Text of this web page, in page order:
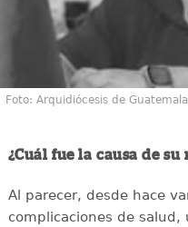
Foto: Arquidiócesis de
¿Cuál fue la causa de su
Al parecer, desde hace
complicaciones de